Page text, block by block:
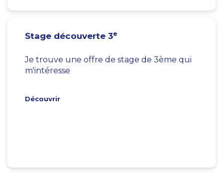
Stage découverte 3e
Je trouve une offre de stage de 3ème qui
m'intéresse
Découvrir